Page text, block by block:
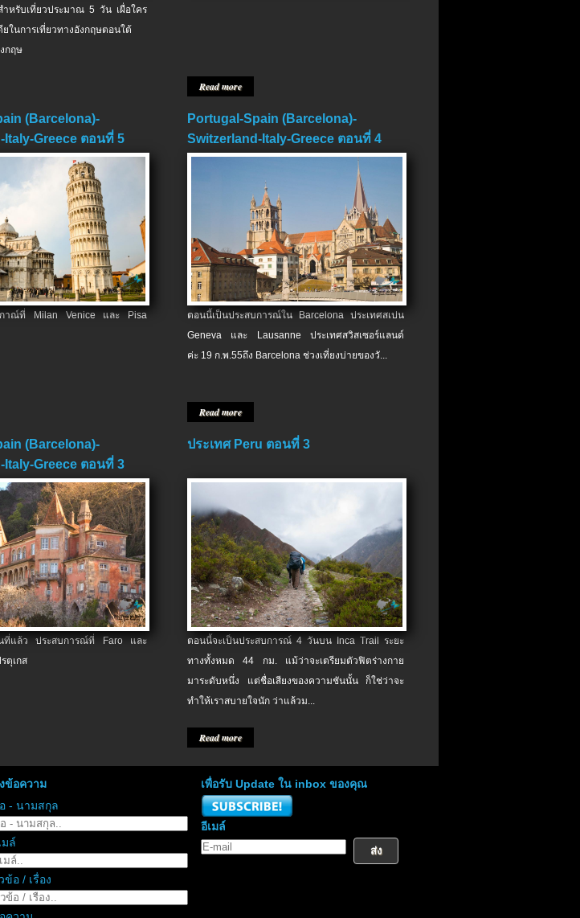
ำหรับเที่ยวประมาณ 5 วัน เผื่อใคร
ยในการเที่ยวทางอังกฤษตอนใต้
กฤษ
Read more
(Barcelona)-
Italy-Greece ตอนที่ 5
กาณ์ที่ Milan Venice และ Pisa
Portugal-Spain (Barcelona)-
Switzerland-Italy-Greece ตอนที่ 4
ตอนนี้เป็นประสบการณ์ใน Barcelona ประเทศสเปน
Geneva และ Lausanne ประเทศสวิสเซอร์แลนด์
ค่ะ 19 ก.พ.​55ถึง Barcelona ช่วงเที่ยงบ่ายของวั...
Read more
(Barcelona)-
Italy-Greece ตอนที่ 3
นที่แล้ว ประสบการณ์ที่ Faro และ
ตุเกส
ประเทศ Peru ตอนที่ 3
ตอนนี้จะเป็นประสบการณ์ 4 วันบน Inca Trail ระยะ
ทางทั้งหมด 44 กม. แม้ว่าจะเตรียมตัวฟิตร่างกาย
มาระดับหนึ่ง แต่ชื่อเสียงของความชันนั้น ก็ใช่ว่าจะ
ทำให้เราสบายใจนัก ว่าแล้วม...
Read more
ข้อความ
- นามสกุล
มล์
ข้อ / เรื่อง
เพื่อรับ Update ใน inbox ของคุณ
อีเมล์
ส่ง